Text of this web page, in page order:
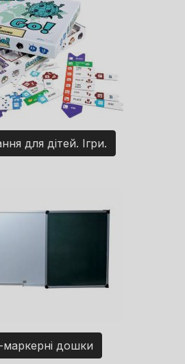
для дітей. Ігри.
маркерні дошки